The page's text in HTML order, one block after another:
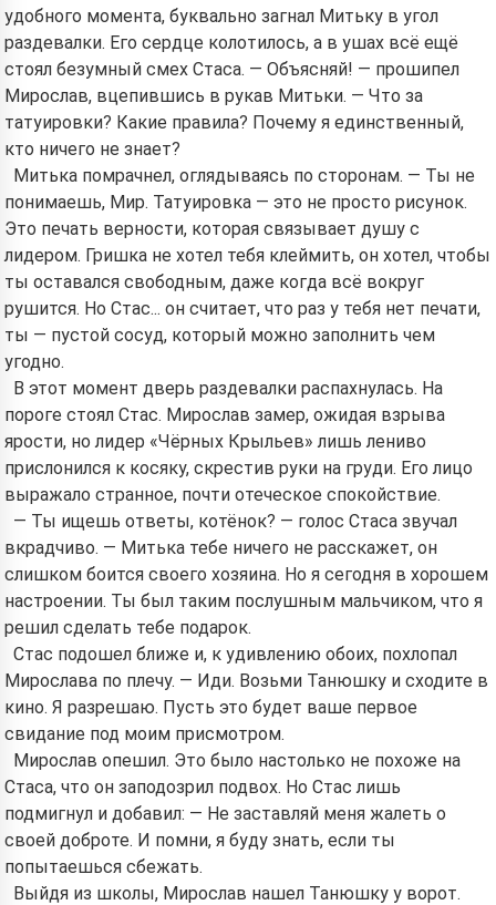
удобного момента, буквально загнал Митьку в угол
раздевалки. Его сердце колотилось, а в ушах всё ещё
стоял безумный смех Стаса. — Объясняй! — прошипел
Мирослав, вцепившись в рукав Митьки. — Что за
татуировки? Какие правила? Почему я единственный,
кто ничего не знает?
Митька помрачнел, оглядываясь по сторонам. — Ты не
понимаешь, Мир. Татуировка — это не просто рисунок.
Это печать верности, которая связывает душу с
лидером. Гришка не хотел тебя клеймить, он хотел, чтобы
ты оставался свободным, даже когда всё вокруг
рушится. Но Стас... он считает, что раз у тебя нет печати,
ты — пустой сосуд, который можно заполнить чем
угодно.
В этот момент дверь раздевалки распахнулась. На
пороге стоял Стас. Мирослав замер, ожидая взрыва
ярости, но лидер «Чёрных Крыльев» лишь лениво
прислонился к косяку, скрестив руки на груди. Его лицо
выражало странное, почти отеческое спокойствие.
— Ты ищешь ответы, котёнок? — голос Стаса звучал
вкрадчиво. — Митька тебе ничего не расскажет, он
слишком боится своего хозяина. Но я сегодня в хорошем
настроении. Ты был таким послушным мальчиком, что я
решил сделать тебе подарок.
Стас подошел ближе и, к удивлению обоих, похлопал
Мирослава по плечу. — Иди. Возьми Танюшку и сходите в
кино. Я разрешаю. Пусть это будет ваше первое
свидание под моим присмотром.
Мирослав опешил. Это было настолько не похоже на
Стаса, что он заподозрил подвох. Но Стас лишь
подмигнул и добавил: — Не заставляй меня жалеть о
своей доброте. И помни, я буду знать, если ты
попытаешься сбежать.
Выйдя из школы, Мирослав нашел Танюшку у ворот.